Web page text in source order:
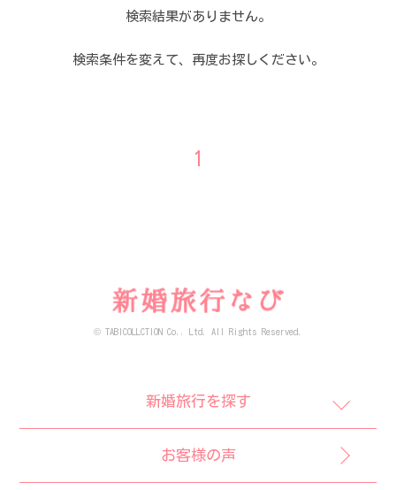
検索結果がありません。
検索条件を変えて、再度お探しください。
1
© TABICOLLCTION Co., Ltd. All Rights Reserved.
新婚旅行を探す
お客様の声